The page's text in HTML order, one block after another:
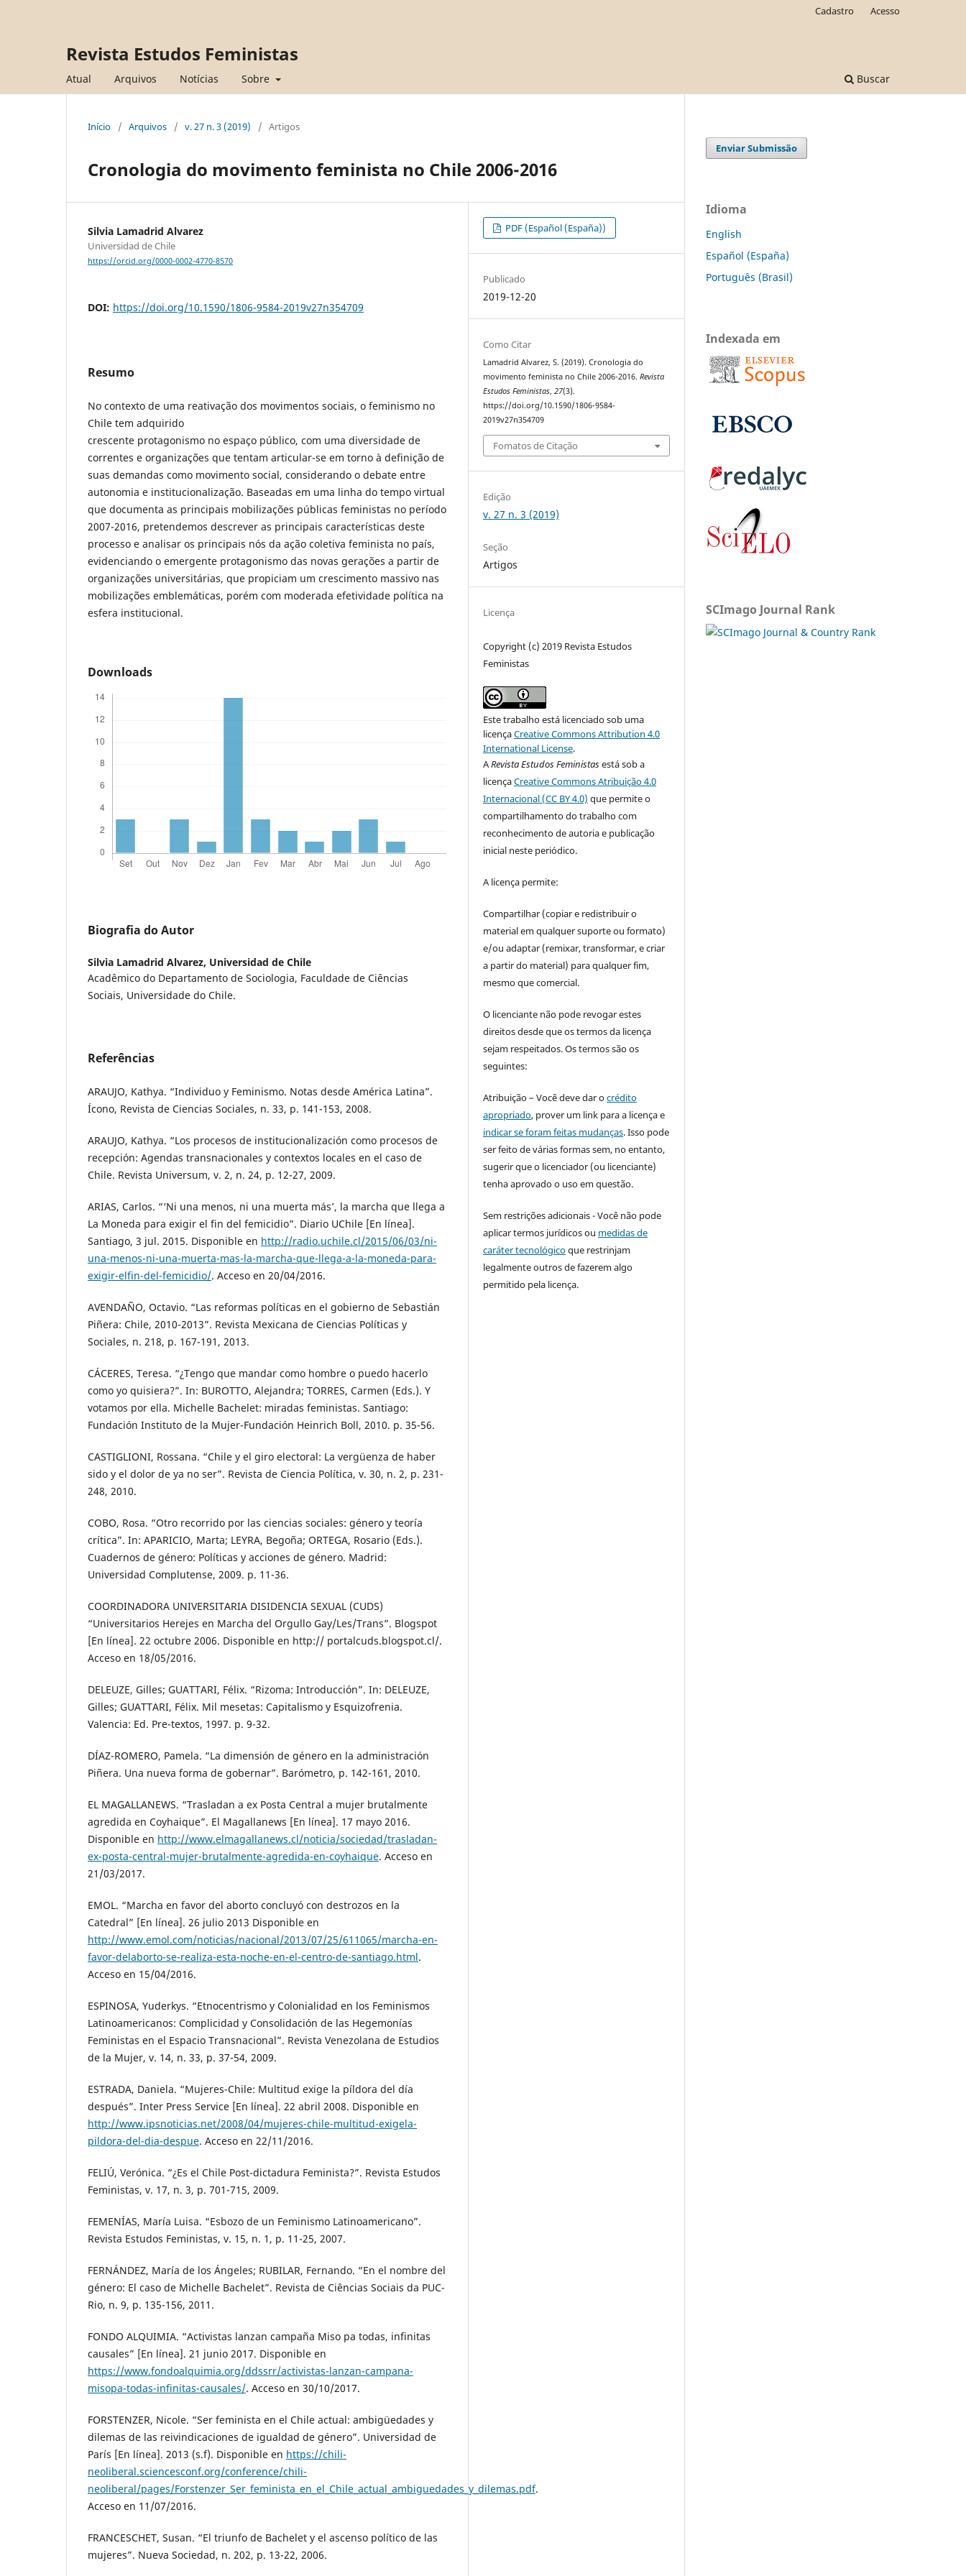
Revista Estudos Feministas
Atual Arquivos Notícias Sobre Buscar
Cadastro Acesso
Início / Arquivos / v. 27 n. 3 (2019) / Artigos
Cronologia do movimento feminista no Chile 2006-2016
Silvia Lamadrid Alvarez
Universidad de Chile
https://orcid.org/0000-0002-4770-8570
DOI: https://doi.org/10.1590/1806-9584-2019v27n354709
Resumo
No contexto de uma reativação dos movimentos sociais, o feminismo no
Chile tem adquirido
crescente protagonismo no espaço público, com uma diversidade de
correntes e organizações que tentam articular-se em torno à definição de
suas demandas como movimento social, considerando o debate entre
autonomia e institucionalização. Baseadas em uma linha do tempo virtual
que documenta as principais mobilizações públicas feministas no período
2007-2016, pretendemos descrever as principais características deste
processo e analisar os principais nós da ação coletiva feminista no país,
evidenciando o emergente protagonismo das novas gerações a partir de
organizações universitárias, que propiciam um crescimento massivo nas
mobilizações emblemáticas, porém com moderada efetividade política na
esfera institucional.
Downloads
Biografia do Autor
Silvia Lamadrid Alvarez, Universidad de Chile
Acadêmico do Departamento de Sociologia, Faculdade de Ciências
Sociais, Universidade do Chile.
Referências
ARAUJO, Kathya. “Individuo y Feminismo. Notas desde América Latina”.
Ícono, Revista de Ciencias Sociales, n. 33, p. 141-153, 2008.
ARAUJO, Kathya. “Los procesos de institucionalización como procesos de
recepción: Agendas transnacionales y contextos locales en el caso de
Chile. Revista Universum, v. 2, n. 24, p. 12-27, 2009.
ARIAS, Carlos. “‘Ni una menos, ni una muerta más’, la marcha que llega a
La Moneda para exigir el fin del femicidio”. Diario UChile [En línea].
Santiago, 3 jul. 2015. Disponible en http://radio.uchile.cl/2015/06/03/ni-
una-menos-ni-una-muerta-mas-la-marcha-que-llega-a-la-moneda-para-
exigir-elfin-del-femicidio/. Acceso en 20/04/2016.
AVENDAÑO, Octavio. “Las reformas políticas en el gobierno de Sebastián
Piñera: Chile, 2010-2013”. Revista Mexicana de Ciencias Políticas y
Sociales, n. 218, p. 167-191, 2013.
CÁCERES, Teresa. “¿Tengo que mandar como hombre o puedo hacerlo
como yo quisiera?”. In: BUROTTO, Alejandra; TORRES, Carmen (Eds.). Y
votamos por ella. Michelle Bachelet: miradas feministas. Santiago:
Fundación Instituto de la Mujer-Fundación Heinrich Boll, 2010. p. 35-56.
CASTIGLIONI, Rossana. “Chile y el giro electoral: La vergüenza de haber
sido y el dolor de ya no ser”. Revista de Ciencia Política, v. 30, n. 2, p. 231-
248, 2010.
COBO, Rosa. “Otro recorrido por las ciencias sociales: género y teoría
crítica”. In: APARICIO, Marta; LEYRA, Begoña; ORTEGA, Rosario (Eds.).
Cuadernos de género: Políticas y acciones de género. Madrid:
Universidad Complutense, 2009. p. 11-36.
COORDINADORA UNIVERSITARIA DISIDENCIA SEXUAL (CUDS)
“Universitarios Herejes en Marcha del Orgullo Gay/Les/Trans”. Blogspot
[En línea]. 22 octubre 2006. Disponible en http:// portalcuds.blogspot.cl/.
Acceso en 18/05/2016.
DELEUZE, Gilles; GUATTARI, Félix. “Rizoma: Introducción”. In: DELEUZE,
Gilles; GUATTARI, Félix. Mil mesetas: Capitalismo y Esquizofrenia.
Valencia: Ed. Pre-textos, 1997. p. 9-32.
DÍAZ-ROMERO, Pamela. “La dimensión de género en la administración
Piñera. Una nueva forma de gobernar”. Barómetro, p. 142-161, 2010.
EL MAGALLANEWS. “Trasladan a ex Posta Central a mujer brutalmente
agredida en Coyhaique”. El Magallanews [En línea]. 17 mayo 2016.
Disponible en http://www.elmagallanews.cl/noticia/sociedad/trasladan-
ex-posta-central-mujer-brutalmente-agredida-en-coyhaique. Acceso en
21/03/2017.
EMOL. “Marcha en favor del aborto concluyó con destrozos en la
Catedral” [En línea]. 26 julio 2013 Disponible en
http://www.emol.com/noticias/nacional/2013/07/25/611065/marcha-en-
favor-delaborto-se-realiza-esta-noche-en-el-centro-de-santiago.html.
Acceso en 15/04/2016.
ESPINOSA, Yuderkys. “Etnocentrismo y Colonialidad en los Feminismos
Latinoamericanos: Complicidad y Consolidación de las Hegemonías
Feministas en el Espacio Transnacional”. Revista Venezolana de Estudios
de la Mujer, v. 14, n. 33, p. 37-54, 2009.
ESTRADA, Daniela. “Mujeres-Chile: Multitud exige la píldora del día
después”. Inter Press Service [En línea]. 22 abril 2008. Disponible en
http://www.ipsnoticias.net/2008/04/mujeres-chile-multitud-exigela-
pildora-del-dia-despue. Acceso en 22/11/2016.
FELIÚ, Verónica. “¿Es el Chile Post-dictadura Feminista?”. Revista Estudos
Feministas, v. 17, n. 3, p. 701-715, 2009.
FEMENÍAS, María Luisa. “Esbozo de un Feminismo Latinoamericano”.
Revista Estudos Feministas, v. 15, n. 1, p. 11-25, 2007.
FERNÁNDEZ, María de los Ángeles; RUBILAR, Fernando. “En el nombre del
género: El caso de Michelle Bachelet”. Revista de Ciências Sociais da PUC-
Rio, n. 9, p. 135-156, 2011.
FONDO ALQUIMIA. “Activistas lanzan campaña Miso pa todas, infinitas
causales” [En línea]. 21 junio 2017. Disponible en
https://www.fondoalquimia.org/ddssrr/activistas-lanzan-campana-
misopa-todas-infinitas-causales/. Acceso en 30/10/2017.
FORSTENZER, Nicole. “Ser feminista en el Chile actual: ambigüedades y
dilemas de las reivindicaciones de igualdad de género”. Universidad de
París [En línea]. 2013 (s.f). Disponible en https://chili-
neoliberal.sciencesconf.org/conference/chili-
neoliberal/pages/Forstenzer_Ser_feminista_en_el_Chile_actual_ambiguedades_y_dilemas.pdf.
Acceso en 11/07/2016.
FRANCESCHET, Susan. “El triunfo de Bachelet y el ascenso político de las
mujeres”. Nueva Sociedad, n. 202, p. 13-22, 2006.
PDF (Español (España))
Publicado
2019-12-20
Como Citar
Lamadrid Alvarez, S. (2019). Cronologia do
movimento feminista no Chile 2006-2016.Revista
Estudos Feministas,27(3).
https://doi.org/10.1590/1806-9584-
2019v27n354709
Fomatos de Citação
Edição
v. 27 n. 3 (2019)
Seção
Artigos
Licença
Copyright (c) 2019 Revista Estudos
Feministas
Este trabalho está licenciado sob uma
licençaCreative Commons Attribution 4.0
International License.
ARevista Estudos Feministasestá sob a
licençaCreative Commons Atribuição 4.0
Internacional (CC BY 4.0) que permite o
compartilhamento do trabalho com
reconhecimento de autoria e publicação
inicial neste periódico.
A licença permite:
Compartilhar (copiar e redistribuir o
material em qualquer suporte ou formato)
e/ou adaptar (remixar, transformar, e criar
a partir do material) para qualquer fim,
mesmo que comercial.
O licenciante não pode revogar estes
direitos desde que os termos da licença
sejam respeitados. Os termos são os
seguintes:
Atribuição – Você deve dar ocrédito
apropriado, prover um link para a licença e
indicar se foram feitas mudanças. Isso pode
ser feito de várias formas sem, no entanto,
sugerir que o licenciador (ou licenciante)
tenha aprovado o uso em questão.
Sem restrições adicionais - Você não pode
aplicar termos jurídicos ou medidas de
caráter tecnológicoque restrinjam
legalmente outros de fazerem algo
permitido pela licença.
Enviar Submissão
Idioma
English
Español (España)
Português (Brasil)
Indexada em
SCImago Journal Rank